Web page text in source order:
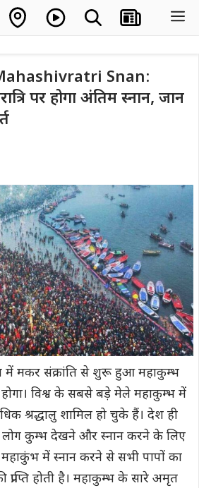
Snan:
पर होगा अंतिम स्नान, जान
में मकर संक्रांति से शुरू हुआ महाकुम्भ
होगा। विश्व के सबसे बड़े मेले महाकुम्भ में
श्रद्धालु शामिल हो चुके हैं। देश ही
लोग कुम्भ देखने और स्नान करने के लिए
में स्नान करने से सभी पापों का
प्राप्ति होती है। महाकुम्भ के सारे अमृत